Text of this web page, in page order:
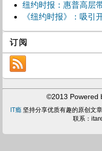
纽约时报：惠普高层
《纽约时报》：吸引
订阅
©2013 Powered
IT瘾坚持分享优质有趣的原创文
联系：